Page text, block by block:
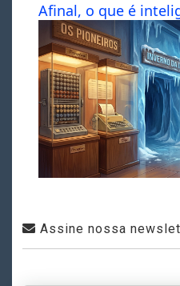
Afinal, o que é
Assine nossa